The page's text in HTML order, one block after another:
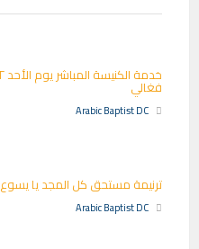
فغالي
Arabic Baptist DC
ترنيمة مستحق كل المجد يا يسوع
Arabic Baptist DC